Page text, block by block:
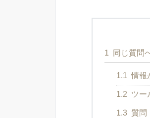
1 同じ質問
1.1 情報
1.2 ツー
1.3 質問